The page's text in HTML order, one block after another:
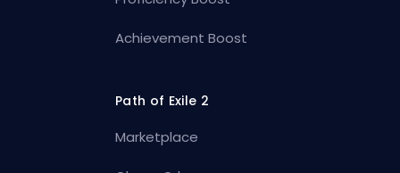
Achievement Boost
Path of Exile 2
Marketplace